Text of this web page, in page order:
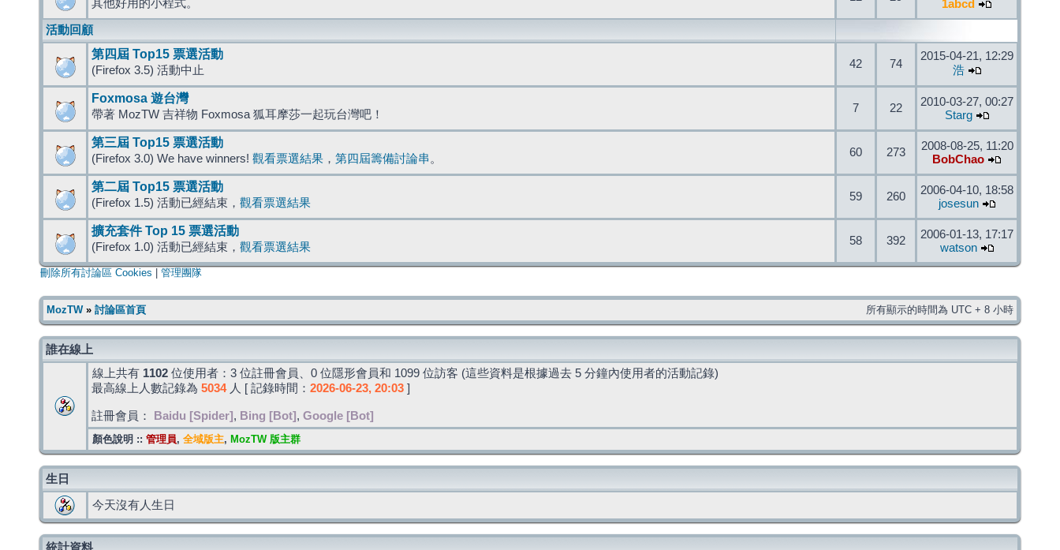
其他好用的小程式。
1abcd
活動回顧
第四屆 Top15 票選活動
(Firefox 3.5) 活動中止 42 74
2015-04-21, 12:29
浩
Foxmosa 遊台灣
帶著 MozTW 吉祥物 Foxmosa 狐耳摩莎一起玩台灣吧！ 7 22
2010-03-27, 00:27
Starg
第三屆 Top15 票選活動
(Firefox 3.0) We have winners! 觀看票選結果 ， 第四屆籌備討論串 。 60 273
2008-08-25, 11:20
BobChao
第二屆 Top15 票選活動
(Firefox 1.5) 活動已經結束， 觀看票選結果 59 260
2006-04-10, 18:58
josesun
擴充套件 Top 15 票選活動
(Firefox 1.0) 活動已經結束， 觀看票選結果 58 392
2006-01-13, 17:17
watson
刪除所有討論區 Cookies 管理團隊
MozTW» 討論區首頁 所有顯示的時間為 UTC + 8 小時
誰在線上
線上共有 1102 位使用者：3 位註冊會員、0 位隱形會員和 1099 位訪客 (這些資料是根據過去 5 分鐘內使用者的活動記錄)
最高線上人數記錄為 5034人 [ 記錄時間： 2026-06-23, 20:03 ]
註冊會員： Baidu [Spider] , Bing [Bot] , Google [Bot]
顏色說明 :: 管理員, 全域版主, MozTW 版主群
生日
今天沒有人生日